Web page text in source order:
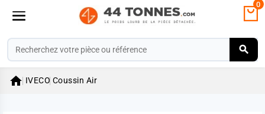
0
 IVECO Coussin Air